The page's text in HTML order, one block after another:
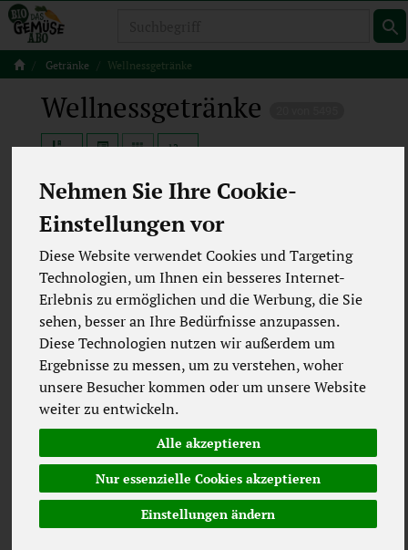
Nehmen Sie Ihre Cookie-
Einstellungen vor
Diese Website verwendet Cookies und Targeting
Technologien, um Ihnen ein besseres Internet-
Erlebnis zu ermöglichen und die Werbung, die Sie
sehen, besser an Ihre Bedürfnisse anzupassen.
Diese Technologien nutzen wir außerdem um
Ergebnisse zu messen, um zu verstehen, woher
unsere Besucher kommen oder um unsere Website
weiter zu entwickeln.
Alle akzeptieren
Nur essenzielle Cookies akzeptieren
Einstellungen ändern
Getränke Wellnessgetränke
Wellnessgetränke
12
Hersteller Ernährung
Allergene Merkmale